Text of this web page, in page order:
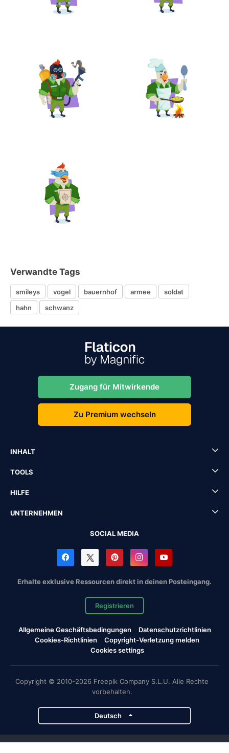
Verwandte Tags
smileys vogel bauernhof armee
soldat
hahn
schwanz
Zugang für Mitwirkende
Zu Premium wechseln
INHALT
TOOLS
HILFE
UNTERNEHMEN
SOCIAL MEDIA
Erhalte exklusive Ressourcen direkt in deinen Posteingang.
Registrieren
Allgemeine Geschäftsbedingungen
Datenschutzrichtlinien
Cookies-Richtlinien
Copyright-Verletzung melden
Cookies settings
Copyright © 2010-2026 Freepik Company S.L.U. Alle Rechte
vorbehalten.
Deutsch